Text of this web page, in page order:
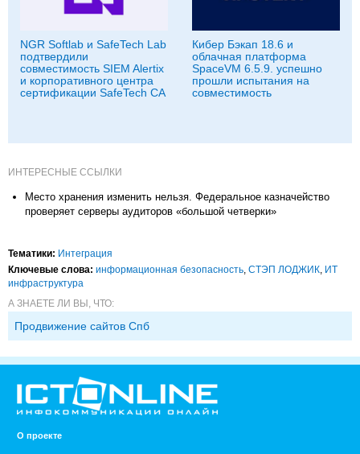
NGR Softlab и SafeTech Lab
подтвердили
совместимость SIEM Alertix
и корпоративного центра
сертификации SafeTech CA
Кибер Бэкап 18.6 и
облачная платформа
SpaceVM 6.5.9. успешно
прошли испытания на
совместимость
ИНТЕРЕСНЫЕ ССЫЛКИ
Место хранения изменить нельзя. Федеральное казначейство
проверяет серверы аудиторов «большой четверки»
Тематики: Интеграция
Ключевые слова: информационная безопасность СТЭП ЛОДЖИК ИТ
инфраструктура
А ЗНАЕТЕ ЛИ ВЫ, ЧТО:
Продвижение сайтов Спб
О проекте